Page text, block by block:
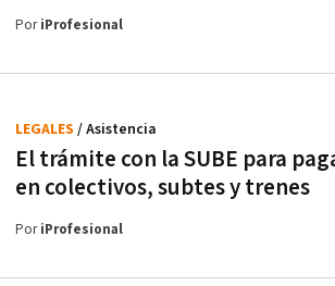
PoriProfesional
El trámite con la SUBE para
en colectivos, subtes y trenes
LEGALES / Asistencia
PoriProfesional